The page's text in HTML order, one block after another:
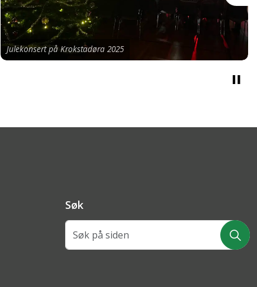
Julekonsert på Krokstadøra 2025
Søk